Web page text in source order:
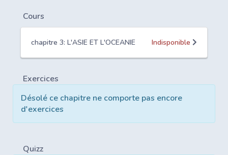
Cours
chapitre 3: L'ASIE ET L'OCEANIE Indisponible
Exercices
Désolé ce chapitre ne comporte pas encore
d'exercices
Quizz